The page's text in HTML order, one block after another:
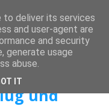
zu "Flug und Angst"
und
to deliver its services
and user-agent are
and security
generate usage
abuse.
IT